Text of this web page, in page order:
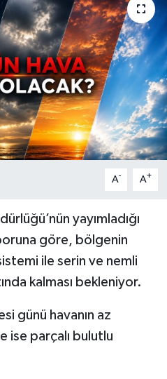
A- A+
yayımladığı
göre, bölgenin
ile serin ve nemli
kalması bekleniyor.
günü havanın az
ise parçalı bulutlu